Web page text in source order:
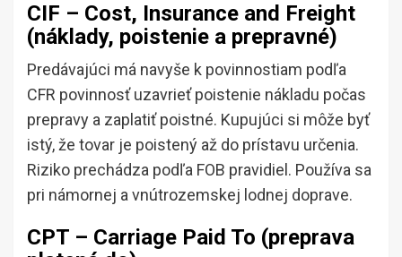
CIF – Cost, Insurance and Freight
(náklady, poistenie a prepravné)
Predávajúci má navyše k povinnostiam podľa
CFR povinnosť uzavrieť poistenie nákladu počas
prepravy a zaplatiť poistné. Kupujúci si môže byť
istý, že tovar je poistený až do prístavu určenia.
Riziko prechádza podľa FOB pravidiel. Používa sa
pri námornej a vnútrozemskej lodnej doprave.
CPT – Carriage Paid To (preprava